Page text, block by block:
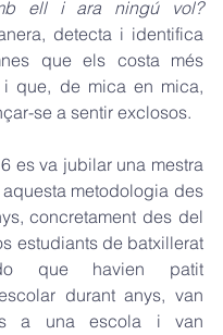
ell i ara ningú vol?
detecta i identifica
que els costa més
i que, de mica en mica,
se a sentir exclosos.
es va jubilar una mestra
metodologia des
concretament des del
estudiants de batxillerat
que havien patit
durant anys, van
a una escola i van